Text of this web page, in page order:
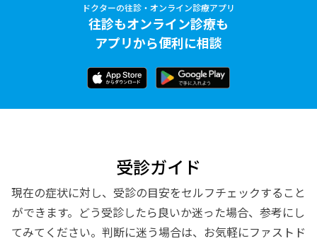
ドクターの往診・オンライン診療アプリ
往診もオンライン診療も
アプリから便利に相談
受診ガイド
現在の症状に対し、受診の目安をセルフチェックすること
ができます。どう受診したら良いか迷った場合、参考にし
てみてください。判断に迷う場合は、お気軽にファストド